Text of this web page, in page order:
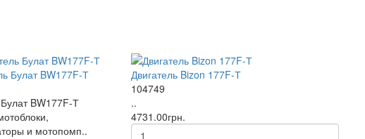
Булат BW177F-Т
BW177F-Т
и мотопомп..
Двигатель Bizon 177F-Т
104749
..
4731.00грн.